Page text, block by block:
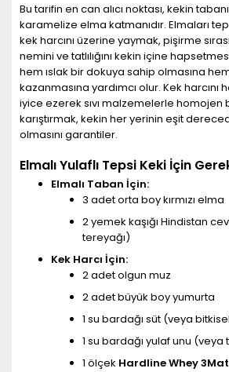
Bu tarifin en can alıcı noktası, kekin
karamelize elma katmanıdır. Elmaları
kek harcını üzerine yaymak, pişirme
nemini ve tatlılığını kekin içine
hem ıslak bir dokuya sahip olmasına
kazanmasına yardımcı olur. Kek harcını
iyice ezerek sıvı malzemelerle homojen
karıştırmak, kekin her yerinin eşit
olmasını garantiler.
Elmalı Yulaflı Tepsi Keki İçin
Elmalı Taban İçin:
3 adet orta boy kırmızı elma
2 yemek kaşığı Hindistan
tereyağı)
Kek Harcı İçin:
2 adet olgun muz
2 adet büyük boy yumurta
1 su bardağı süt (veya
1 su bardağı yulaf unu
1 ölçek Hardline Whey